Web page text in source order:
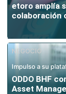
etoro amplía
colaboración
NEGOCIO
Impulso a su
ODDO BHF
Asset